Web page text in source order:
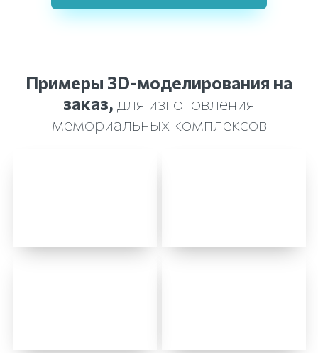
Примеры 3D-моделирования на
заказ, для изготовления
мемориальных комплексов